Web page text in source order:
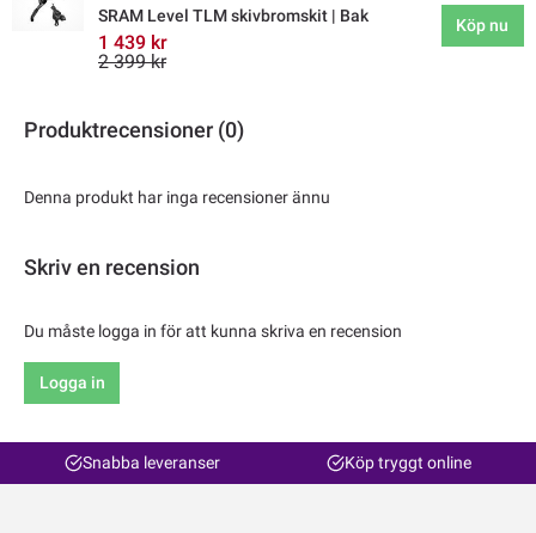
SRAM Level TLM skivbromskit | Bak
1 439 kr
2 399 kr
Köp nu
Produktrecensioner (0)
Denna produkt har inga recensioner ännu
Skriv en recension
Du måste logga in för att kunna skriva en recension
Logga in
Snabba leveranser Köp tryggt online